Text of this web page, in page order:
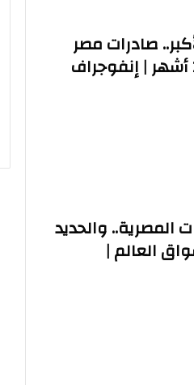
صادرات مصر
المصرية.. والحديد
العالم |